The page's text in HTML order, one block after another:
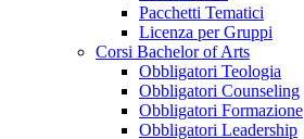
Pacchetti Tematici
Licenza per Gruppi
Corsi Bachelor of Arts
Obbligatori Teologia
Obbligatori Counseling
Obbligatori Formazione
Obbligatori Leadership